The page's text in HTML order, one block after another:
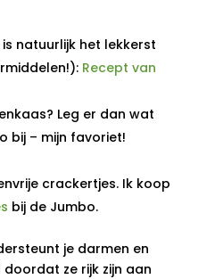
natuurlijk het lekkerst
Recept van
Leg er dan wat
bij – mijn favoriet!
crackertjes. Ik koop
bij de Jumbo.
je darmen en
ze rijk zijn aan